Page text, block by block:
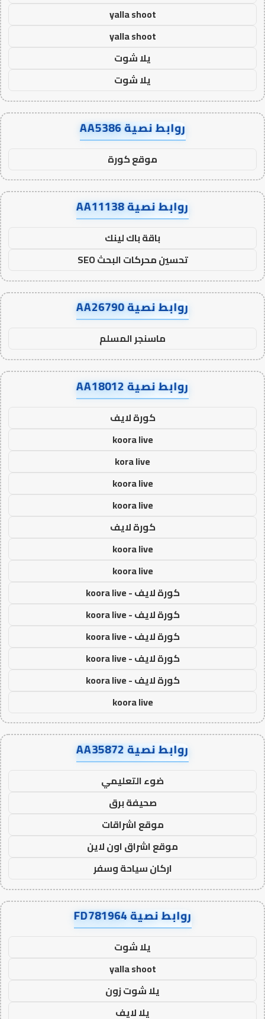
yalla shoot
yalla shoot
يلا شوت
يلا شوت
روابط نصية AA5386
موقع كورة
روابط نصية AA11138
باقة باك لينك
تحسين محركات البحث SEO
روابط نصية AA26790
ماسنجر المسلم
روابط نصية AA18012
كورة لايف
koora live
kora live
koora live
koora live
كورة لايف
koora live
koora live
كورة لايف - koora live
كورة لايف - koora live
كورة لايف - koora live
كورة لايف - koora live
كورة لايف - koora live
koora live
روابط نصية AA35872
ضوء التعليمي
صحيفة برق
موقع اشراقات
موقع اشراق اون لاين
اركان سياحة وسفر
روابط نصية FD781964
يلا شوت
yalla shoot
يلا شوت زون
يلا لايف